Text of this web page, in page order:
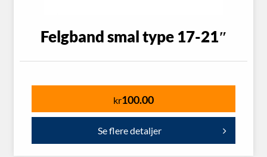
Felgband smal type 17-21″
kr100.00
Se flere detaljer